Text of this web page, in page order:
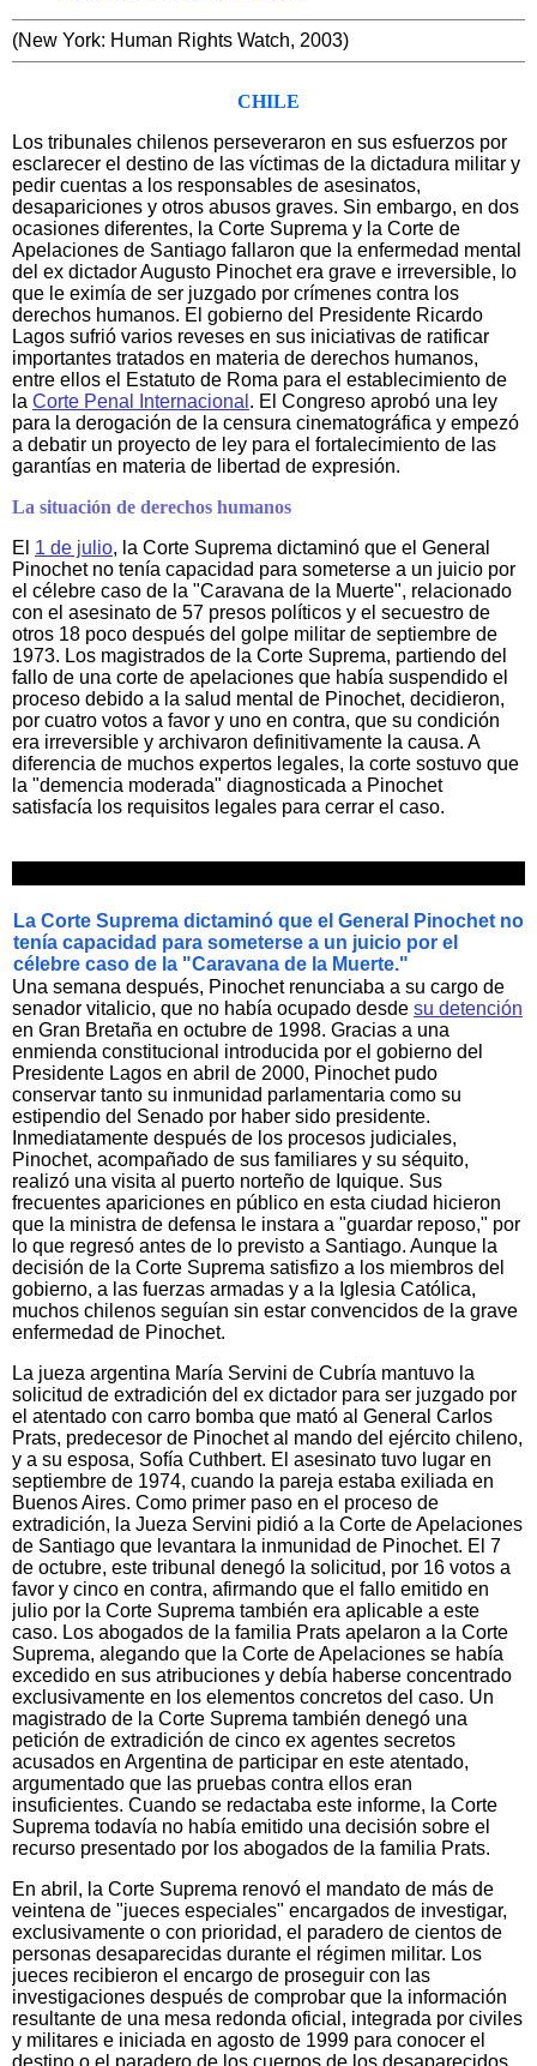
(New York: Human Rights Watch, 2003)
CHILE
Los tribunales chilenos perseveraron en sus esfuerzos por
esclarecer el destino de las víctimas de la dictadura militar y
pedir cuentas a los responsables de asesinatos,
desapariciones y otros abusos graves. Sin embargo, en dos
ocasiones diferentes, la Corte Suprema y la Corte de
Apelaciones de Santiago fallaron que la enfermedad mental
del ex dictador Augusto Pinochet era grave e irreversible, lo
que le eximía de ser juzgado por crímenes contra los
derechos humanos. El gobierno del Presidente Ricardo
Lagos sufrió varios reveses en sus iniciativas de ratificar
importantes tratados en materia de derechos humanos,
entre ellos el Estatuto de Roma para el establecimiento de
la Corte Penal Internacional . El Congreso aprobó una ley
para la derogación de la censura cinematográfica y empezó
a debatir un proyecto de ley para el fortalecimiento de las
garantías en materia de libertad de expresión.
La situación de derechos humanos
El 1 de julio, la Corte Suprema dictaminó que el General
Pinochet no tenía capacidad para someterse a un juicio por
el célebre caso de la "Caravana de la Muerte", relacionado
con el asesinato de 57 presos políticos y el secuestro de
otros 18 poco después del golpe militar de septiembre de
1973. Los magistrados de la Corte Suprema, partiendo del
fallo de una corte de apelaciones que había suspendido el
proceso debido a la salud mental de Pinochet, decidieron,
por cuatro votos a favor y uno en contra, que su condición
era irreversible y archivaron definitivamente la causa. A
diferencia de muchos expertos legales, la corte sostuvo que
la "demencia moderada" diagnosticada a Pinochet
satisfacía los requisitos legales para cerrar el caso.
La Corte Suprema dictaminó que el General Pinochet no
tenía capacidad para someterse a un juicio por el
célebre caso de la "Caravana de la Muerte."
Una semana después, Pinochet renunciaba a su cargo de
senador vitalicio, que no había ocupado desde su detención
en Gran Bretaña en octubre de 1998. Gracias a una
enmienda constitucional introducida por el gobierno del
Presidente Lagos en abril de 2000, Pinochet pudo
conservar tanto su inmunidad parlamentaria como su
estipendio del Senado por haber sido presidente.
Inmediatamente después de los procesos judiciales,
Pinochet, acompañado de sus familiares y su séquito,
realizó una visita al puerto norteño de Iquique. Sus
frecuentes apariciones en público en esta ciudad hicieron
que la ministra de defensa le instara a "guardar reposo," por
lo que regresó antes de lo previsto a Santiago. Aunque la
decisión de la Corte Suprema satisfizo a los miembros del
gobierno, a las fuerzas armadas y a la Iglesia Católica,
muchos chilenos seguían sin estar convencidos de la grave
enfermedad de Pinochet.
La jueza argentina María Servini de Cubría mantuvo la
solicitud de extradición del ex dictador para ser juzgado por
el atentado con carro bomba que mató al General Carlos
Prats, predecesor de Pinochet al mando del ejército chileno,
y a su esposa, Sofía Cuthbert. El asesinato tuvo lugar en
septiembre de 1974, cuando la pareja estaba exiliada en
Buenos Aires. Como primer paso en el proceso de
extradición, la Jueza Servini pidió a la Corte de Apelaciones
de Santiago que levantara la inmunidad de Pinochet. El 7
de octubre, este tribunal denegó la solicitud, por 16 votos a
favor y cinco en contra, afirmando que el fallo emitido en
julio por la Corte Suprema también era aplicable a este
caso. Los abogados de la familia Prats apelaron a la Corte
Suprema, alegando que la Corte de Apelaciones se había
excedido en sus atribuciones y debía haberse concentrado
exclusivamente en los elementos concretos del caso. Un
magistrado de la Corte Suprema también denegó una
petición de extradición de cinco ex agentes secretos
acusados en Argentina de participar en este atentado,
argumentado que las pruebas contra ellos eran
insuficientes. Cuando se redactaba este informe, la Corte
Suprema todavía no había emitido una decisión sobre el
recurso presentado por los abogados de la familia Prats.
En abril, la Corte Suprema renovó el mandato de más de
veintena de "jueces especiales" encargados de investigar,
exclusivamente o con prioridad, el paradero de cientos de
personas desaparecidas durante el régimen militar. Los
jueces recibieron el encargo de proseguir con las
investigaciones después de comprobar que la información
resultante de una mesa redonda oficial, integrada por civiles
y militares e iniciada en agosto de 1999 para conocer el
destino o el paradero de los cuerpos de los desaparecidos,